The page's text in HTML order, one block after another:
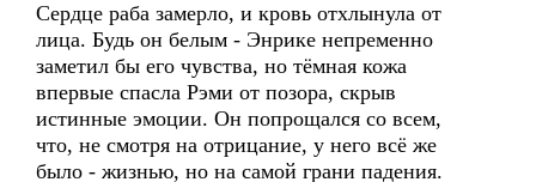
Сердце раба замерло, и кровь отхлынула от
лица. Будь он белым - Энрике непременно
заметил бы его чувства, но тёмная кожа
впервые спасла Рэми от позора, скрыв
истинные эмоции. Он попрощался со всем,
что, не смотря на отрицание, у него всё же
было - жизнью, но на самой грани падения.